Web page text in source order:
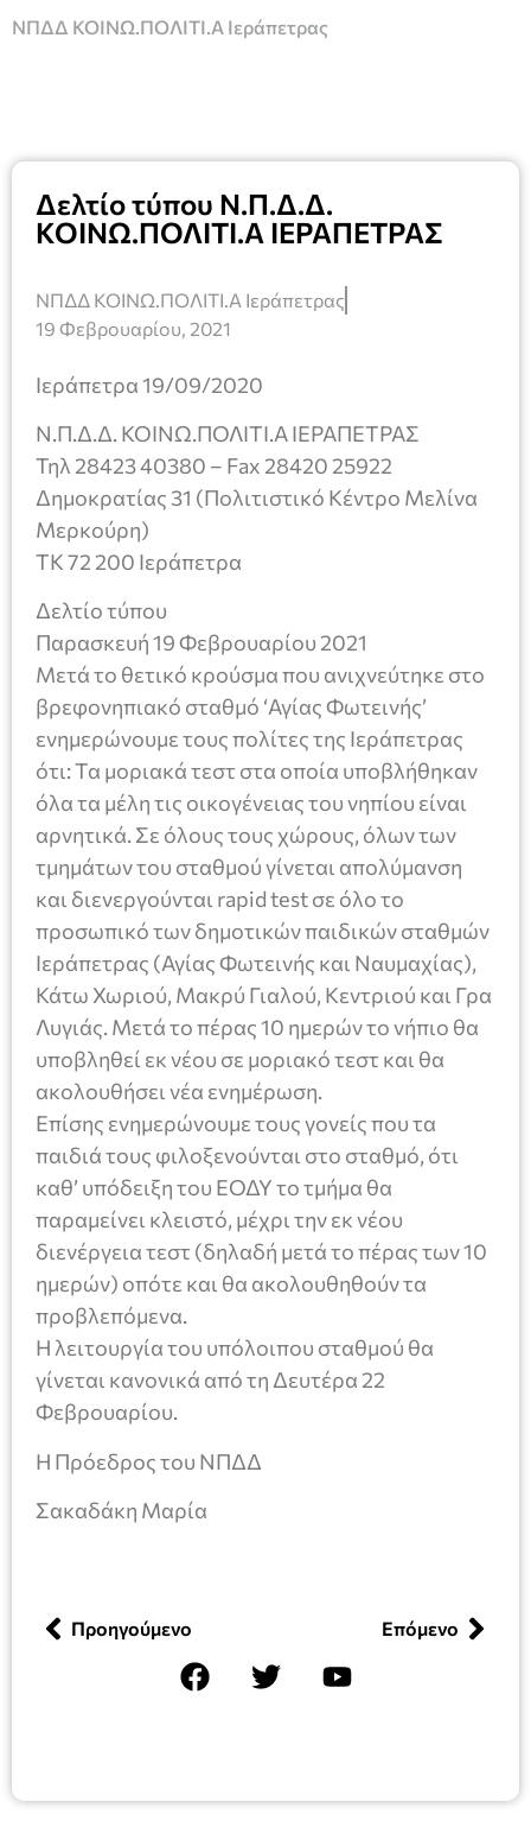
ΝΠΔΔ ΚΟΙΝΩ.ΠΟΛΙΤΙ.Α Ιεράπετρας
Δελτίο τύπου Ν.Π.Δ.Δ.
ΚΟΙΝΩ.ΠΟΛΙΤΙ.Α ΙΕΡΑΠΕΤΡΑΣ
ΝΠΔΔ ΚΟΙΝΩ.ΠΟΛΙΤΙ.Α Ιεράπετρας
19 Φεβρουαρίου, 2021
Ιεράπετρα 19/09/2020
Ν.Π.Δ.Δ. ΚΟΙΝΩ.ΠΟΛΙΤΙ.Α ΙΕΡΑΠΕΤΡΑΣ
Τηλ 28423 40380 – Fax 28420 25922
Δημοκρατίας 31 (Πολιτιστικό Κέντρο Μελίνα
Μερκούρη)
TK 72 200 Ιεράπετρα
Δελτίο τύπου
Παρασκευή 19 Φεβρουαρίου 2021
Μετά το θετικό κρούσμα που ανιχνεύτηκε στο
βρεφονηπιακό σταθμό ‘Αγίας Φωτεινής’
ενημερώνουμε τους πολίτες της Ιεράπετρας
ότι: Τα μοριακά τεστ στα οποία υποβλήθηκαν
όλα τα μέλη τις οικογένειας του νηπίου είναι
αρνητικά. Σε όλους τους χώρους, όλων των
τμημάτων του σταθμού γίνεται απολύμανση
και διενεργούνται rapid test σε όλο το
προσωπικό των δημοτικών παιδικών σταθμών
Ιεράπετρας (Αγίας Φωτεινής και Ναυμαχίας),
Κάτω Χωριού, Μακρύ Γιαλού, Κεντριού και Γρα
Λυγιάς. Μετά το πέρας 10 ημερών το νήπιο θα
υποβληθεί εκ νέου σε μοριακό τεστ και θα
ακολουθήσει νέα ενημέρωση.
Επίσης ενημερώνουμε τους γονείς που τα
παιδιά τους φιλοξενούνται στο σταθμό, ότι
καθ’ υπόδειξη του ΕΟΔΥ το τμήμα θα
παραμείνει κλειστό, μέχρι την εκ νέου
διενέργεια τεστ (δηλαδή μετά το πέρας των 10
ημερών) οπότε και θα ακολουθηθούν τα
προβλεπόμενα.
Η λειτουργία του υπόλοιπου σταθμού θα
γίνεται κανονικά από τη Δευτέρα 22
Φεβρουαρίου.
Η Πρόεδρος του ΝΠΔΔ
Σακαδάκη Μαρία
Προηγούμενο Επόμενο